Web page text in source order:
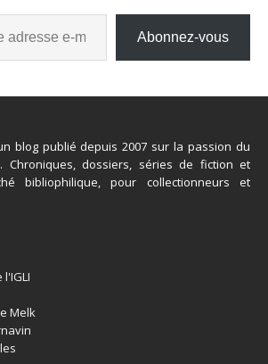
Abonnez-vous
blog publié depuis 2007 sur la passion du
Chroniques, dossiers, séries de fiction et
bibliophilique, pour collectionneurs et
Melk